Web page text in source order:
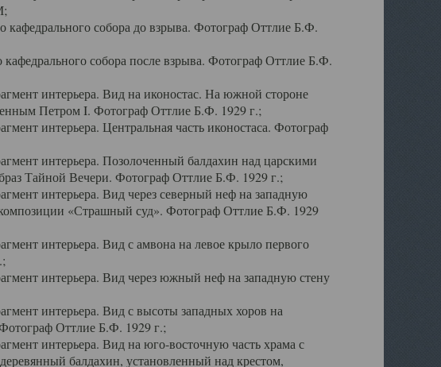
собора до взрыва. Фотограф Оттлие Б.Ф.
собора после взрыва. Фотограф Оттлие Б.Ф.
интерьера. Вид на иконостас. На южной стороне
Петром I. Фотограф Оттлие Б.Ф. 1929 г.;
интерьера. Центральная часть иконостаса. Фотограф
интерьера. Позолоченный балдахин над царскими
Тайной Вечери. Фотограф Оттлие Б.Ф. 1929 г.;
интерьера. Вид через северный неф на западную
«Страшный суд». Фотограф Оттлие Б.Ф. 1929
интерьера. Вид с амвона на левое крыло первого
интерьера. Вид через южный неф на западную стену
интерьера. Вид с высоты западных хоров на
Оттлие Б.Ф. 1929 г.;
интерьера. Вид на юго-восточную часть храма с
балдахин, установленный над крестом,